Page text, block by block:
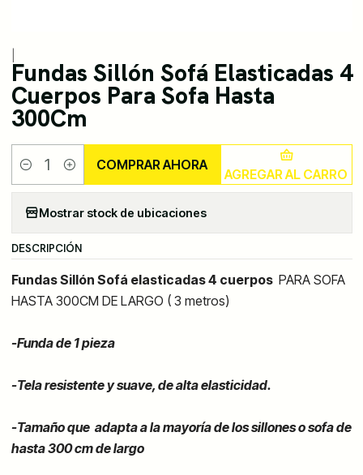
Fundas Sillón Sofá Elasticadas 4
Cuerpos Para Sofa Hasta
300Cm
Cantidad AGREGAR AL CARRO
COMPRAR AHORA
Mostrar stock de ubicaciones
DESCRIPCIÓN
Fundas Sillón Sofá elasticadas 4 cuerpos PARA SOFA
HASTA 300CM DE LARGO ( 3 metros)
-Funda de 1 pieza
-Tela resistente y suave, de alta elasticidad.
-Tamaño que adapta a la mayoría de los sillones o sofa de
hasta 300 cm de largo